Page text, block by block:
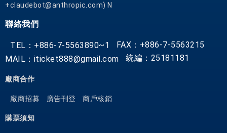
+claudebot@anthropic.com) N
聯絡我們
TEL：+886-7-5563890~1
FAX：+886-7-5563215
MAIL：iticket888@gmail.com
統編：25181181
廠商合作
廠商招募 廣告刊登 商戶核銷
購票須知